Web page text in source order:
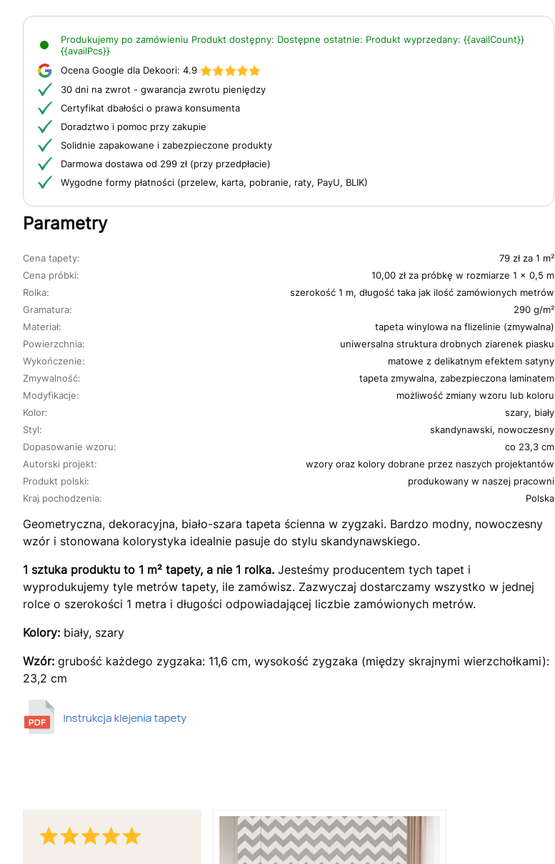
Produkujemy po zamówieniu Produkt dostępny: Dostępne ostatnie: Produkt wyprzedany: {{availCount}}
{{availPcs}}
Ocena Google dla Dekoori: 4.9
30 dni na zwrot - gwarancja zwrotu pieniędzy
Certyfikat dbałości o prawa konsumenta
Doradztwo i pomoc przy zakupie
Solidnie zapakowane i zabezpieczone produkty
Darmowa dostawa od 299 zł (przy przedpłacie)
Wygodne formy płatności (przelew, karta, pobranie, raty, PayU, BLIK)
Parametry
Cena tapety:
79 zł za 1 m²
Cena próbki:
10,00 zł za próbkę w rozmiarze 1 x 0,5 m
Rolka:
szerokość 1 m, długość taka jak ilość zamówionych metrów
Materiał:
tapeta winylowa na flizelinie (zmywalna)
Powierzchnia:
uniwersalna struktura drobnych ziarenek piasku
Wykończenie:
matowe z delikatnym efektem satyny
Zmywalność:
tapeta zmywalna, zabezpieczona laminatem
Modyfikacje:
możliwość zmiany wzoru lub koloru
Kolor:
szary, biały
Dopasowanie wzoru:
co 23,3 cm
Autorski projekt:
wzory oraz kolory dobrane przez naszych projektantów
Produkt polski:
produkowany w naszej pracowni
Gramatura: 290 g/m²
Styl: skandynawski, nowoczesny
Kraj pochodzenia: Polska
Geometryczna, dekoracyjna, biało-szara tapeta ścienna w zygzaki. Bardzo modny, nowoczesny
wzór i stonowana kolorystyka idealnie pasuje do stylu skandynawskiego.
1 sztuka produktu to 1 m² tapety, a nie 1 rolka. Jesteśmy producentem tych tapet i
wyprodukujemy tyle metrów tapety, ile zamówisz. Zazwyczaj dostarczamy wszystko w jednej
rolce o szerokości 1 metra i długości odpowiadającej liczbie zamówionych metrów.
Kolory: biały, szary
Wzór: grubość każdego zygzaka: 11,6 cm, wysokość zygzaka (między skrajnymi wierzchołkami):
23,2 cm